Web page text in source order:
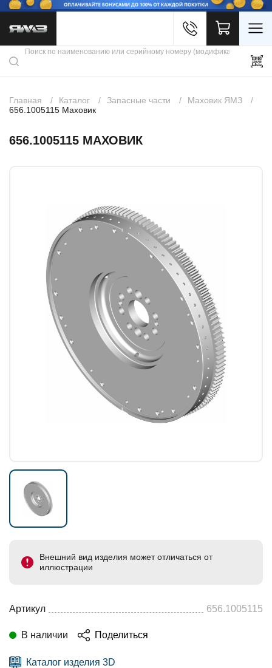
Каталог продукции
Скидки
Контакты
Главная Каталог Запасные части
Маховик ЯМЗ
656.1005115 Маховик
656.1005115 МАХОВИК
Внешний вид изделия может отличаться от
иллюстрации
Артикул 656.1005115
В наличии Поделиться
Каталог изделия 3D